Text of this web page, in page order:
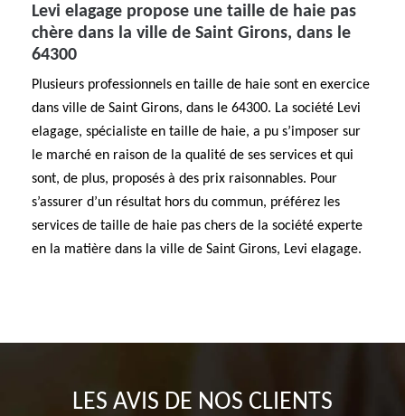
Levi elagage propose une taille de haie pas
chère dans la ville de Saint Girons, dans le
64300
Plusieurs professionnels en taille de haie sont en exercice
dans ville de Saint Girons, dans le 64300. La société Levi
elagage, spécialiste en taille de haie, a pu s’imposer sur
le marché en raison de la qualité de ses services et qui
sont, de plus, proposés à des prix raisonnables. Pour
s’assurer d’un résultat hors du commun, préférez les
services de taille de haie pas chers de la société experte
en la matière dans la ville de Saint Girons, Levi elagage.
LES AVIS DE NOS CLIENTS